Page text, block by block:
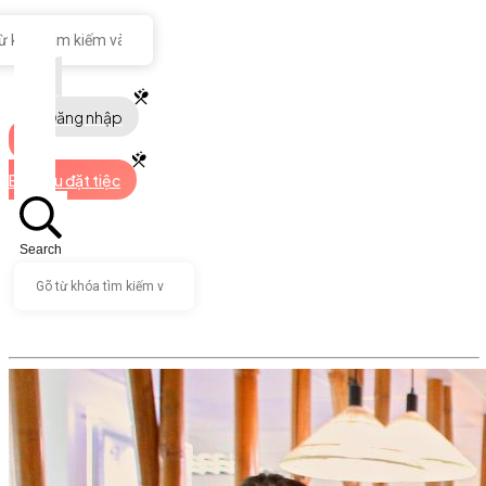
Đăng nhập
Bắt đầu đặt tiệc
Search